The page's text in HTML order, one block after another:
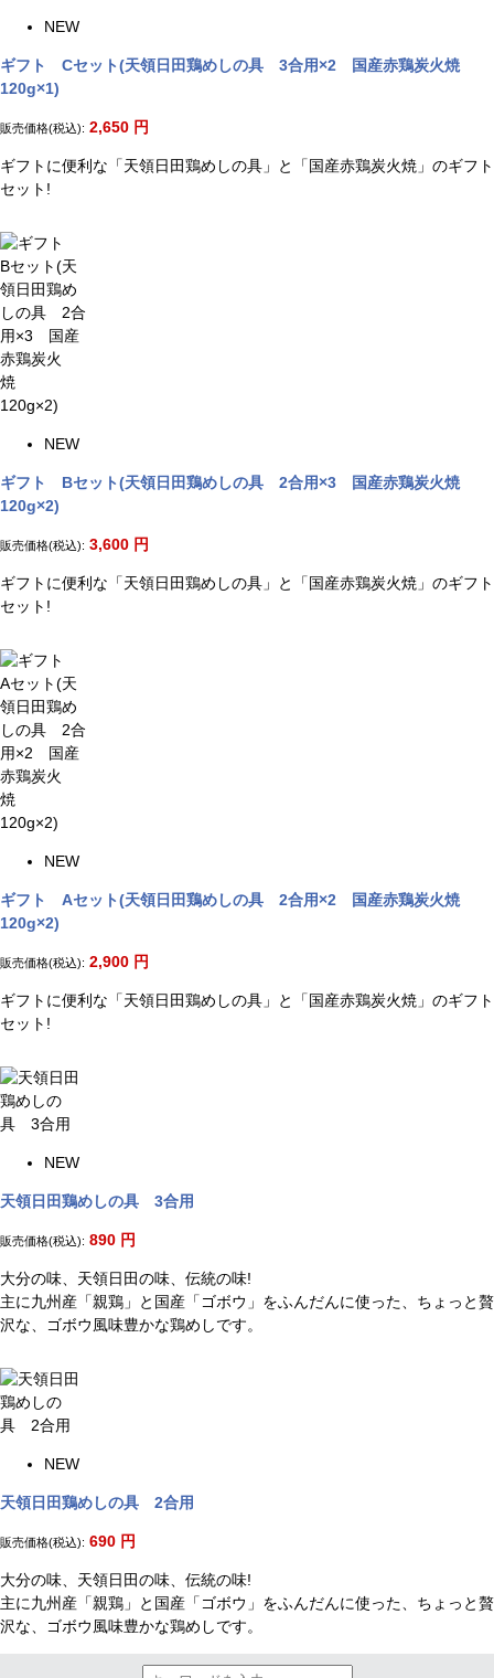
NEW
ギフト Cセット(天領日田鶏めしの具 3合用×2 国産赤鶏炭火焼
120g×1)
販売価格(税込): 2,650 円
ギフトに便利な「天領日田鶏めしの具」と「国産赤鶏炭火焼」のギフト
セット!
NEW
ギフト Bセット(天領日田鶏めしの具 2合用×3 国産赤鶏炭火焼
120g×2)
販売価格(税込): 3,600 円
ギフトに便利な「天領日田鶏めしの具」と「国産赤鶏炭火焼」のギフト
セット!
NEW
ギフト Aセット(天領日田鶏めしの具 2合用×2 国産赤鶏炭火焼
120g×2)
販売価格(税込): 2,900 円
ギフトに便利な「天領日田鶏めしの具」と「国産赤鶏炭火焼」のギフト
セット!
NEW
天領日田鶏めしの具 3合用
販売価格(税込): 890 円
大分の味、天領日田の味、伝統の味!
主に九州産「親鶏」と国産「ゴボウ」をふんだんに使った、ちょっと贅
沢な、ゴボウ風味豊かな鶏めしです。
NEW
天領日田鶏めしの具 2合用
販売価格(税込): 690 円
大分の味、天領日田の味、伝統の味!
主に九州産「親鶏」と国産「ゴボウ」をふんだんに使った、ちょっと贅
沢な、ゴボウ風味豊かな鶏めしです。